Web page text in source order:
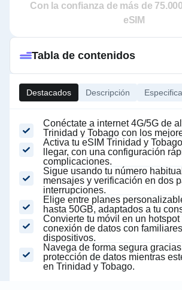
Con la confianza de más de
eSIM
Destacados Descripción
Conéctate a internet 4G/5G de
Trinidad y Tobago con los
Activa tu eSIM Trinidad y
llegar, con una configuración
complicaciones.
Sigue usando tu número
mensajes y verificación en dos
interrupciones.
Elige entre planes
hasta 50GB, adaptados a tu
Convierte tu móvil en un hotspot
conexión de datos con
dispositivos.
Navega de forma segura
protección de datos mientras
en Trinidad y Tobago.
Tabla de contenidos